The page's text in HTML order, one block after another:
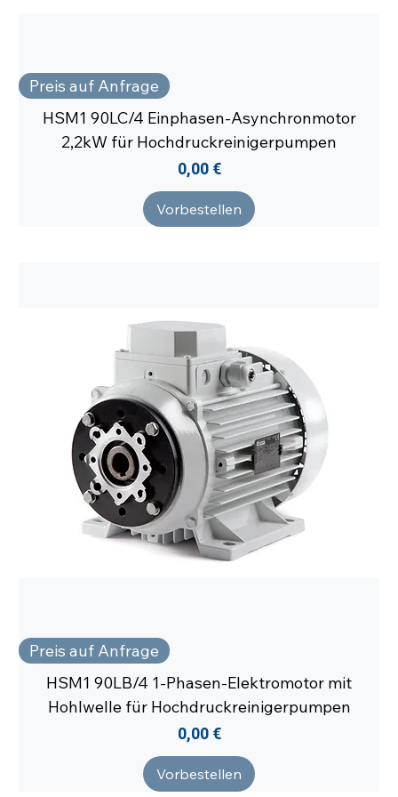
Preis auf Anfrage
HSM1 90LC/4 Einphasen-Asynchronmotor
2,2kW für Hochdruckreinigerpumpen
Preis
0,00 €
Vorbestellen
Preis auf Anfrage
HSM1 90LB/4 1-Phasen-Elektromotor mit
Hohlwelle für Hochdruckreinigerpumpen
Preis
0,00 €
Vorbestellen